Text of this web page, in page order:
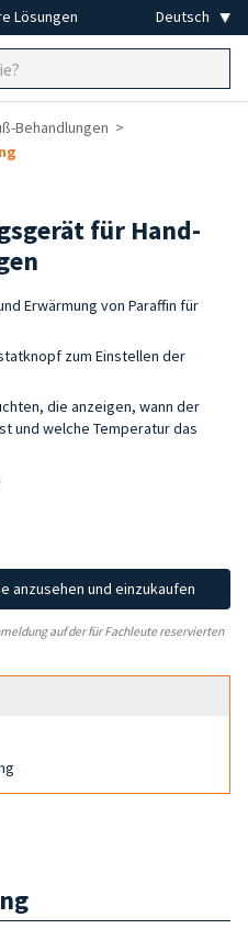
Lösungen
Behandlungen
für Hand-
Erwärmung von Paraffin für
zum Einstellen der
die anzeigen, wann der
und welche Temperatur das
anzusehen und einzukaufen
auf der für Fachleute reservierten